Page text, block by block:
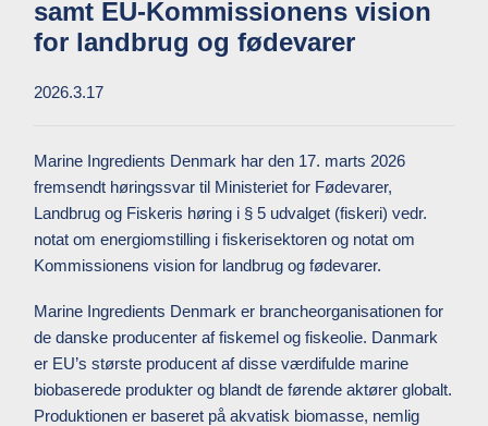
samt EU-Kommissionens vision
for landbrug og fødevarer
2026.3.17
Marine Ingredients Denmark har den 17. marts 2026
fremsendt høringssvar til Ministeriet for Fødevarer,
Landbrug og Fiskeris høring i § 5 udvalget (fiskeri) vedr.
notat om energiomstilling i fiskerisektoren og notat om
Kommissionens vision for landbrug og fødevarer.
Marine Ingredients Denmark er brancheorganisationen for
de danske producenter af fiskemel og fiskeolie. Danmark
er EU’s største producent af disse værdifulde marine
biobaserede produkter og blandt de førende aktører globalt.
Produktionen er baseret på akvatisk biomasse, nemlig